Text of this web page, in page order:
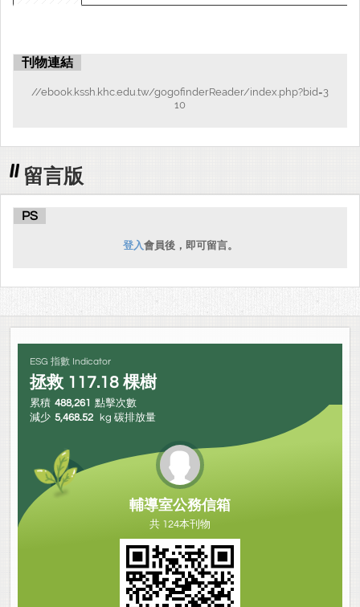
刊物連結
//ebook.kssh.khc.edu.tw/gogofinderReader/index.php?bid=3
10
留言版
PS
登入會員後，即可留言。
ESG 指數 Indicator
拯救 117.18 棵樹
累積 488,261 點擊次數
減少 5,468.52 kg 碳排放量
輔導室公務信箱
共 124本刊物